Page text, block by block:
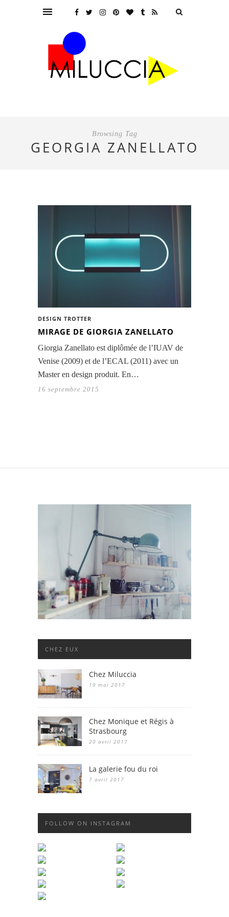
Browsing Tag
GEORGIA ZANELLATO
DESIGN TROTTER
MIRAGE DE GIORGIA ZANELLATO
Giorgia Zanellato est diplômée de l’IUAV de
Venise (2009) et de l’ECAL (2011) avec un
Master en design produit. En…
16 septembre 2015
CHEZ EUX
Chez Miluccia
19 mai 2017
Chez Monique et Régis à
Strasbourg
20 avril 2017
La galerie fou du roi
7 avril 2017
FOLLOW ON INSTAGRAM